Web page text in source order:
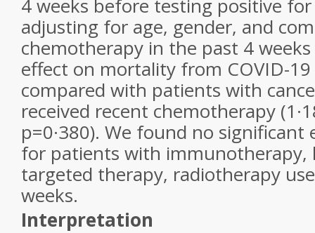
4 weeks before testing positive
adjusting for age, gender, and
chemotherapy in the past 4
effect on mortality from COVID-19
compared with patients with
received recent chemotherapy
p=0·380). We found no
for patients with immunotherapy,
targeted therapy, radiotherapy
weeks.
Interpretation